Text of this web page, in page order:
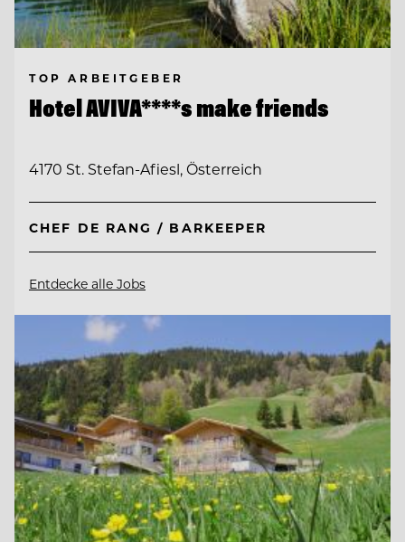
TOP ARBEITGEBER
Hotel AVIVA****s make friends
4170 St. Stefan-Afiesl, Österreich
CHEF DE RANG / BARKEEPER
Entdecke alle Jobs